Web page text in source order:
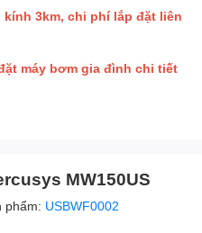
3km, chi phí lắp đặt liên
máy bơm gia đình chi tiết
MW150US
phẩm: USBWF0002